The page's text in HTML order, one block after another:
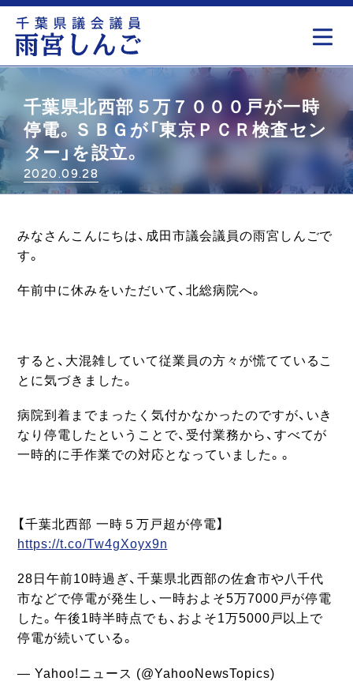
千葉県北西部５万７０００戸が一時
停電。ＳＢＧが「東京ＰＣＲ検査セン
ター」を設立。
2020.09.28
みなさんこんにちは、成田市議会議員の雨宮しんごで
す。
午前中に休みをいただいて、北総病院へ。
すると、大混雑していて従業員の方々が慌てているこ
とに気づきました。
病院到着までまったく気付かなかったのですが、いき
なり停電したということで、受付業務から、すべてが
一時的に手作業での対応となっていました。。
【千葉北西部 一時５万戸超が停電】
https://t.co/Tw4gXoyx9n
28日午前10時過ぎ、千葉県北西部の佐倉市や八千代
市などで停電が発生し、一時およそ5万7000戸が停電
した。午後1時半時点でも、およそ1万5000戸以上で
停電が続いている。
— Yahoo!ニュース (@YahooNewsTopics)